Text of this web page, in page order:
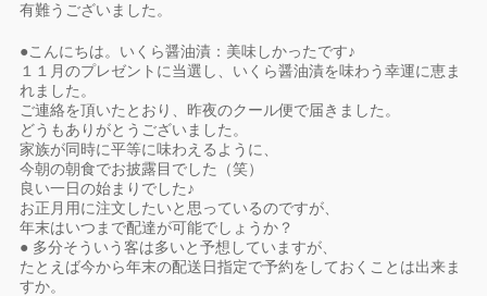
有難うございました。
●こんにちは。いくら醤油漬：美味しかったです♪
１１月のプレゼントに当選し、いくら醤油漬を味わう幸運に恵ま
れました。
ご連絡を頂いたとおり、昨夜のクール便で届きました。
どうもありがとうございました。
家族が同時に平等に味わえるように、
今朝の朝食でお披露目でした（笑）
良い一日の始まりでした♪
お正月用に注文したいと思っているのですが、
年末はいつまで配達が可能でしょうか？
● 多分そういう客は多いと予想していますが、
たとえば今から年末の配送日指定で予約をしておくことは出来ま
すか。